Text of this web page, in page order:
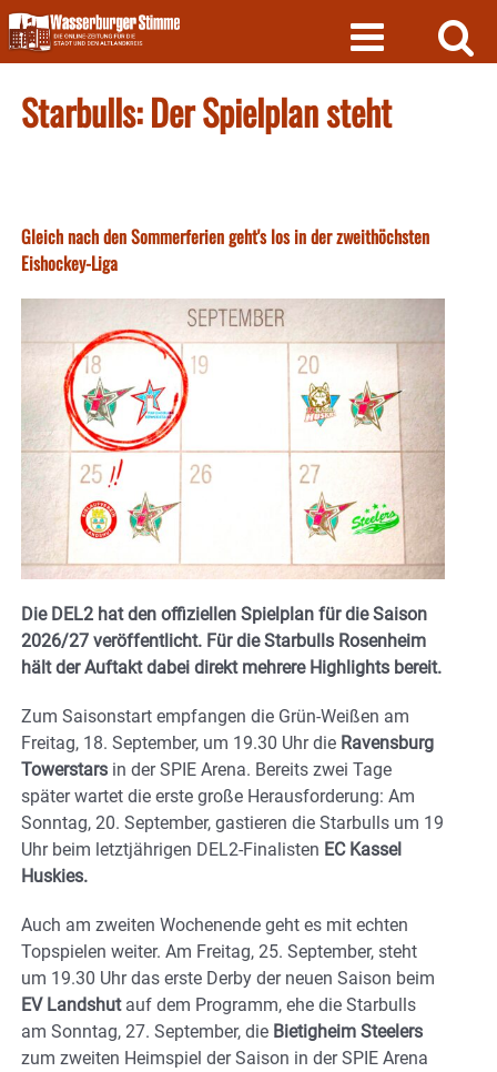
Skip
to
content
Starbulls: Der Spielplan steht
Gleich nach den Sommerferien geht's los in der zweithöchsten
Eishockey-Liga
Die DEL2 hat den offiziellen Spielplan für die Saison
2026/27 veröffentlicht. Für die Starbulls Rosenheim
hält der Auftakt dabei direkt mehrere Highlights bereit.
Zum Saisonstart empfangen die Grün-Weißen am
Freitag, 18. September, um 19.30 Uhr die Ravensburg
Towerstars in der SPIE Arena. Bereits zwei Tage
später wartet die erste große Herausforderung: Am
Sonntag, 20. September, gastieren die Starbulls um 19
Uhr beim letztjährigen DEL2-Finalisten EC Kassel
Huskies.
Auch am zweiten Wochenende geht es mit echten
Topspielen weiter. Am Freitag, 25. September, steht
um 19.30 Uhr das erste Derby der neuen Saison beim
EV Landshutauf dem Programm, ehe die Starbulls
am Sonntag, 27. September, die Bietigheim Steelers
zum zweiten Heimspiel der Saison in der SPIE Arena